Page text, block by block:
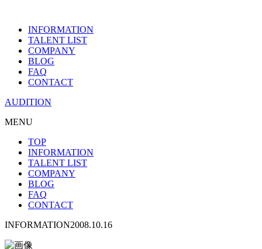
INFORMATION
TALENT LIST
COMPANY
BLOG
FAQ
CONTACT
AUDITION
MENU
TOP
INFORMATION
TALENT LIST
COMPANY
BLOG
FAQ
CONTACT
INFORMATION2008.10.16